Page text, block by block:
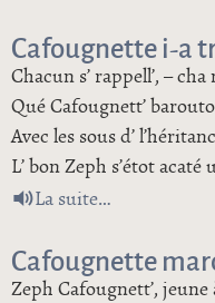
Cafougnette i-a
Chacun s’ rappell’, –
Qué Cafougnett’
Avec les sous d’
L’ bon Zeph s’étot acaté
La suitede
Cafougnette
Zeph Cafougnett’, jeune